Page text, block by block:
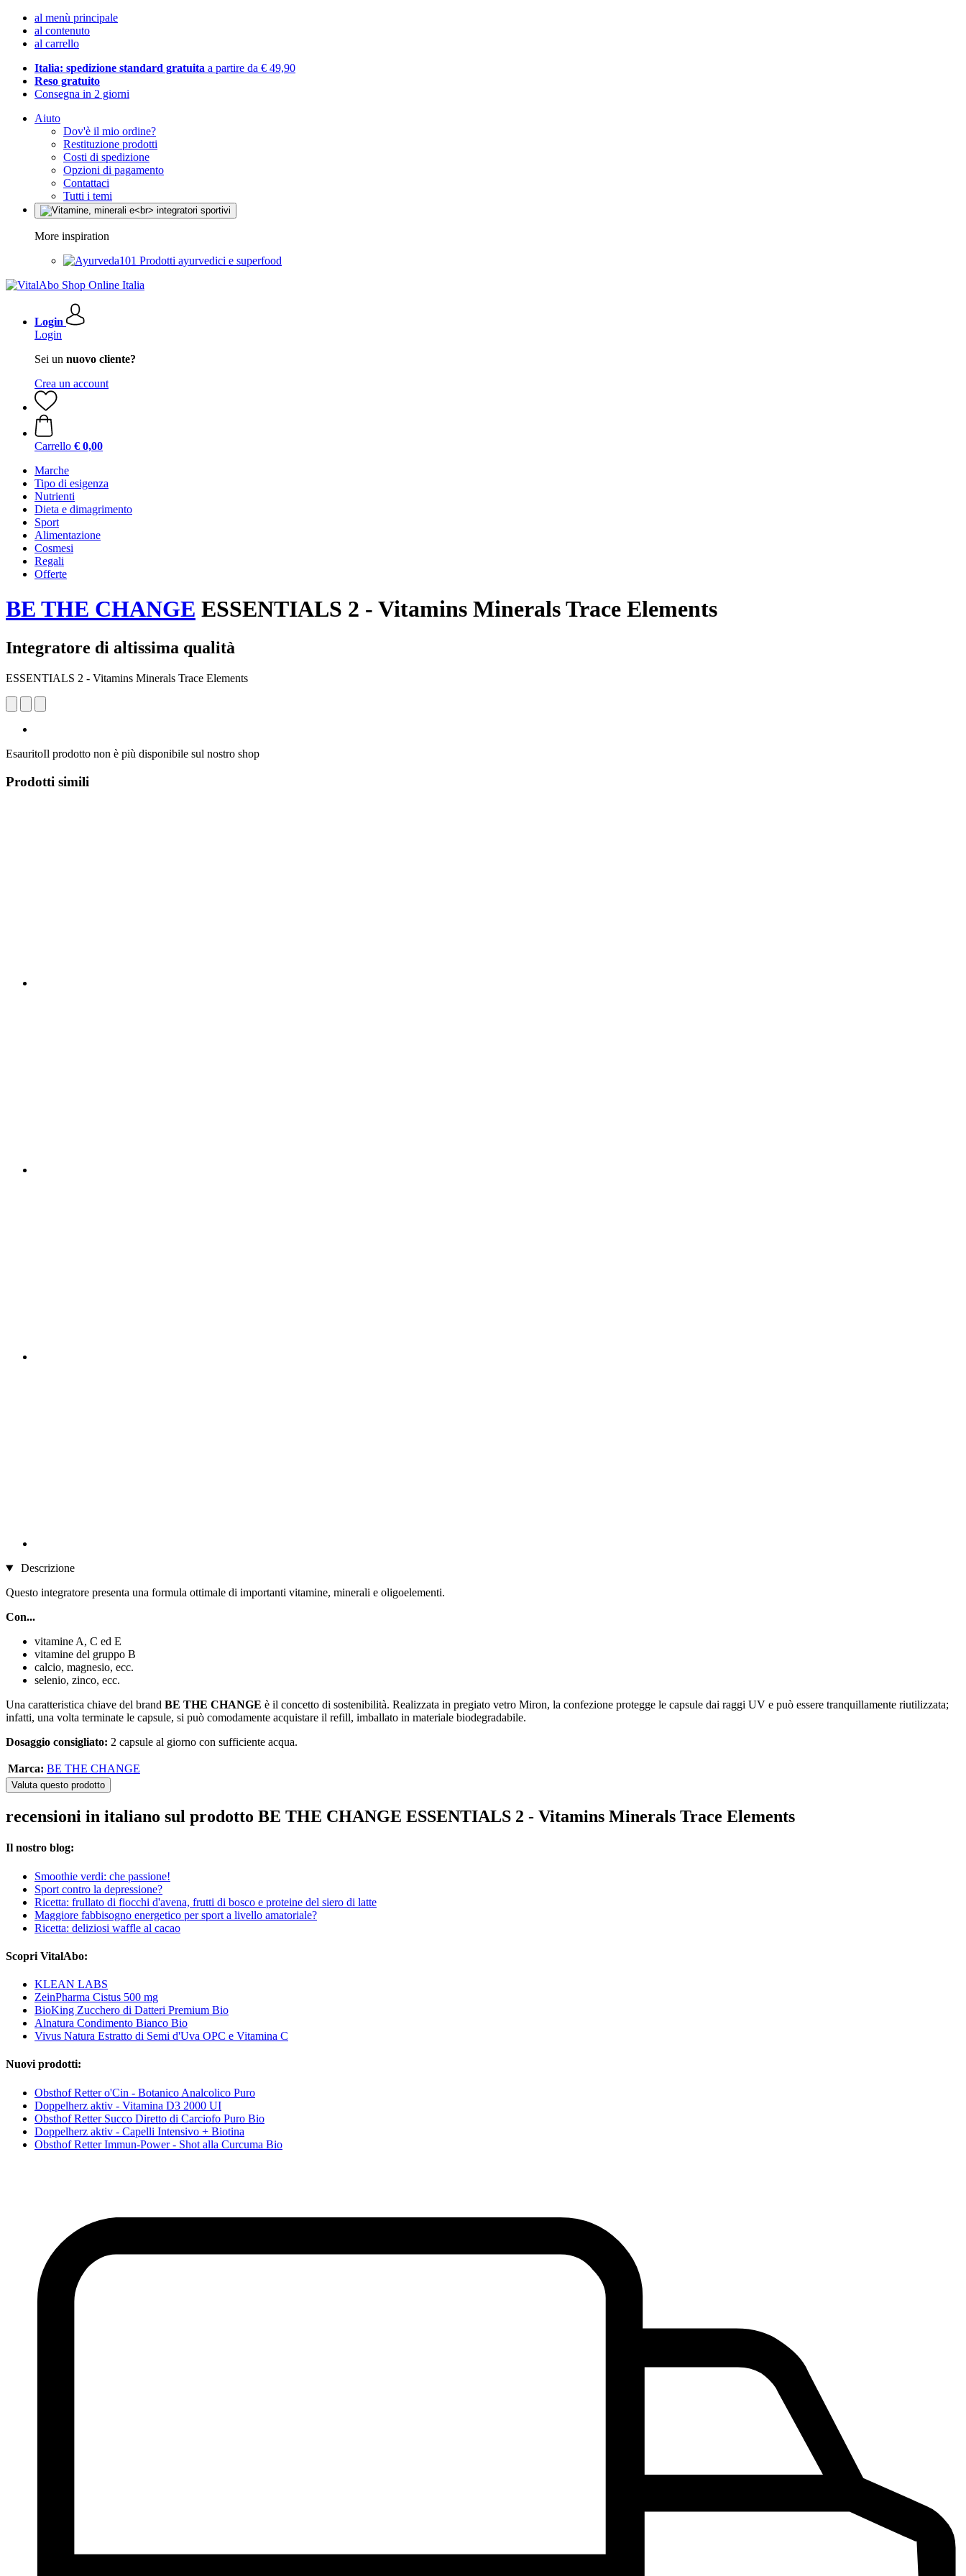
al menù principale
al contenuto
al carrello
Italia: spedizione standard gratuita a partire da € 49,90
Reso gratuito
Consegna in 2 giorni
Aiuto
Dov'è il mio ordine?
Restituzione prodotti
Costi di spedizione
Opzioni di pagamento
Contattaci
Tutti i temi
More inspiration
Prodotti ayurvedici e superfood
Login
Login
Sei un nuovo cliente?
Crea un account
Carrello € 0,00
Marche
Tipo di esigenza
Nutrienti
Dieta e dimagrimento
Sport
Alimentazione
Cosmesi
Regali
Offerte
BE THE CHANGE ESSENTIALS 2 - Vitamins Minerals Trace Elements
Integratore di altissima qualità
ESSENTIALS 2 - Vitamins Minerals Trace Elements
EsauritoIl prodotto non è più disponibile sul nostro shop
Prodotti simili
Descrizione
Questo integratore presenta una formula ottimale di importanti vitamine, minerali e oligoelementi.
Con...
vitamine A, C ed E
vitamine del gruppo B
calcio, magnesio, ecc.
selenio, zinco, ecc.
Una caratteristica chiave del brand BE THE CHANGE è il concetto di sostenibilità. Realizzata in pregiato vetro Miron, la confezione protegge le capsule dai raggi UV e può essere tranquillamente riutilizzata;
infatti, una volta terminate le capsule, si può comodamente acquistare il refill, imballato in materiale biodegradabile.
Dosaggio consigliato: 2 capsule al giorno con sufficiente acqua.
Marca: BE THE CHANGE
Valuta questo prodotto
recensioni in italiano sul prodotto BE THE CHANGE ESSENTIALS 2 - Vitamins Minerals Trace Elements
Il nostro blog:
Smoothie verdi: che passione!
Sport contro la depressione?
Ricetta: frullato di fiocchi d'avena, frutti di bosco e proteine del siero di latte
Maggiore fabbisogno energetico per sport a livello amatoriale?
Ricetta: deliziosi waffle al cacao
Scopri VitalAbo:
KLEAN LABS
ZeinPharma Cistus 500 mg
BioKing Zucchero di Datteri Premium Bio
Alnatura Condimento Bianco Bio
Vivus Natura Estratto di Semi d'Uva OPC e Vitamina C
Nuovi prodotti:
Obsthof Retter o'Cin - Botanico Analcolico Puro
Doppelherz aktiv - Vitamina D3 2000 UI
Obsthof Retter Succo Diretto di Carciofo Puro Bio
Doppelherz aktiv - Capelli Intensivo + Biotina
Obsthof Retter Immun-Power - Shot alla Curcuma Bio